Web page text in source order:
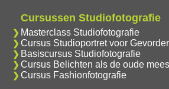
Cursussen Studiofotografie
Masterclass Studiofotografie
Cursus Studioportret voor
Basiscursus Studiofotografie
Cursus Belichten als de oude
Cursus Fashionfotografie